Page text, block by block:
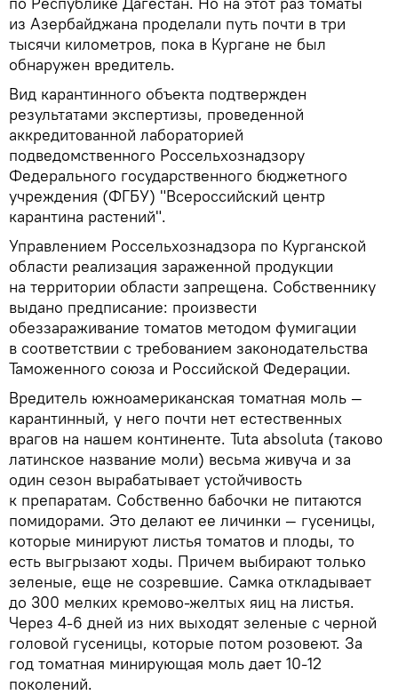
из Азербайджана проделали путь почти в три
тысячи километров, пока в Кургане не был
обнаружен вредитель.
Вид карантинного объекта подтвержден
результатами экспертизы, проведенной
аккредитованной лабораторией
подведомственного Россельхознадзору
Федерального государственного бюджетного
учреждения (ФГБУ) "Всероссийский центр
карантина растений".
Управлением Россельхознадзора по Курганской
области реализация зараженной продукции
на территории области запрещена. Собственнику
выдано предписание: произвести
обеззараживание томатов методом фумигации
в соответствии с требованием законодательства
Таможенного союза и Российской Федерации.
Вредитель южноамериканская томатная моль —
карантинный, у него почти нет естественных
врагов на нашем континенте. Tuta absoluta (таково
латинское название моли) весьма живуча и за
один сезон вырабатывает устойчивость
к препаратам. Собственно бабочки не питаются
помидорами. Это делают ее личинки — гусеницы,
которые минируют листья томатов и плоды, то
есть выгрызают ходы. Причем выбирают только
зеленые, еще не созревшие. Самка откладывает
до 300 мелких кремово-желтых яиц на листья.
Через 4-6 дней из них выходят зеленые с черной
головой гусеницы, которые потом розовеют. За
год томатная минирующая моль дает 10-12
поколений.